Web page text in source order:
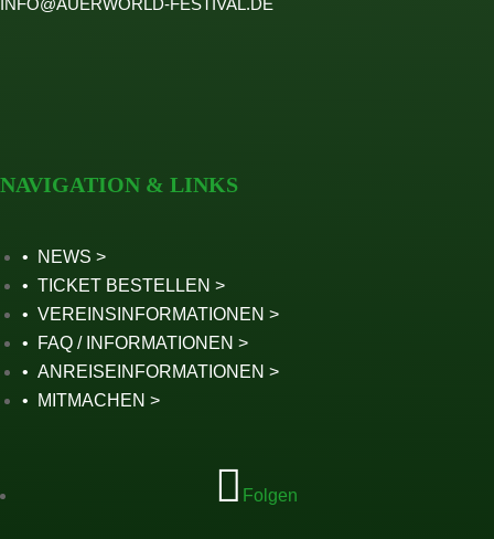
INFO@AUERWORLD-FESTIVAL.DE
NAVIGATION & LINKS
NEWS
TICKET BESTELLEN
VEREINSINFORMATIONEN
FAQ / INFORMATIONEN
ANREISEINFORMATIONEN
MITMACHEN
Folgen